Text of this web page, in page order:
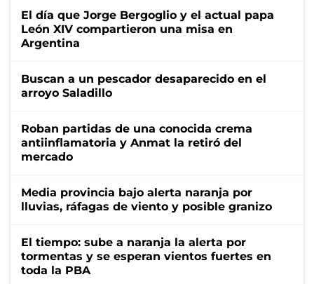
El día que Jorge Bergoglio y el actual papa
León XIV compartieron una misa en
Argentina
Buscan a un pescador desaparecido en el
arroyo Saladillo
Roban partidas de una conocida crema
antiinflamatoria y Anmat la retiró del
mercado
Media provincia bajo alerta naranja por
lluvias, ráfagas de viento y posible granizo
El tiempo: sube a naranja la alerta por
tormentas y se esperan vientos fuertes en
toda la PBA